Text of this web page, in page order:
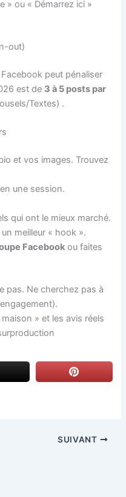
» ou « Démarrez ici »
out)
peut pénaliser
est de 3 à 5 posts par
Textes) .
et vos images. Trouvez
une session.
qui ont le mieux marché.
meilleur « hook ».
Facebook ou faites
pas. Ne cherchez pas à
» et les avis réels
SUIVANT